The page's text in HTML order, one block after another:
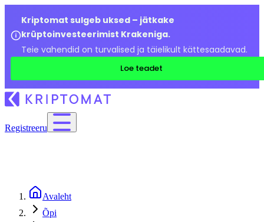
Kriptomat sulgeb uksed – jätkake
krüptoinvesteerimist Krakeniga.
Teie vahendid on turvalised ja täielikult kättesaadavad.
Loe teadet
Registreeru
Avaleht
Õpi